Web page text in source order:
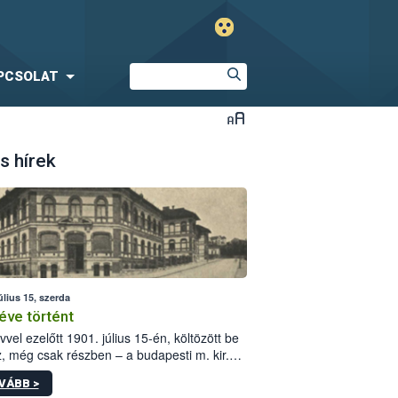
hírek
15, szerda
történt
ezelőtt 1901. július 15-én, költözött be
még csak részben – a budapesti m. kir.
állomás a Kis Rókus utca
alatti, Czigler Győző által tervezett új
>